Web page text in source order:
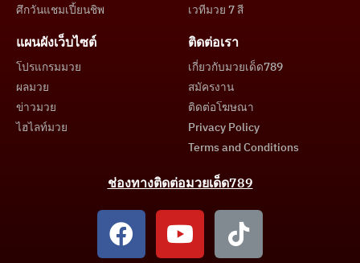
ศึกวันแชมเปี้ยนชิพ
เวทีมวย 7 สี
แผนผังเว็บไซต์
โปรแกรมมวย
ผลมวย
ข่าวมวย
ไฮไลท์มวย
ติดต่อเรา
เกี่ยวกับมวยเด็ด789
สมัครงาน
ติดต่อโฆษณา
Privacy Policy
Terms and Conditions
ช่องทางติดต่อมวยเด็ด789